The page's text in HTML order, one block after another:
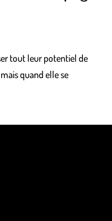
tout leur potentiel de
quand elle se